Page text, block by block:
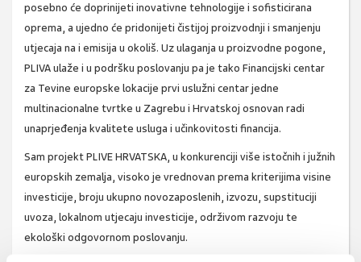
posebno će doprinijeti inovativne tehnologije i sofisticirana
oprema, a ujedno će pridonijeti čistijoj proizvodnji i smanjenju
utjecaja na i emisija u okoliš. Uz ulaganja u proizvodne pogone,
PLIVA ulaže i u podršku poslovanju pa je tako Financijski centar
za Tevine europske lokacije prvi uslužni centar jedne
multinacionalne tvrtke u Zagrebu i Hrvatskoj osnovan radi
unaprjeđenja kvalitete usluga i učinkovitosti financija.
Sam projekt PLIVE HRVATSKA, u konkurenciji više istočnih i južnih
europskih zemalja, visoko je vrednovan prema kriterijima visine
investicije, broju ukupno novozaposlenih, izvozu, supstituciji
uvoza, lokalnom utjecaju investicije, održivom razvoju te
ekološki odgovornom poslovanju.